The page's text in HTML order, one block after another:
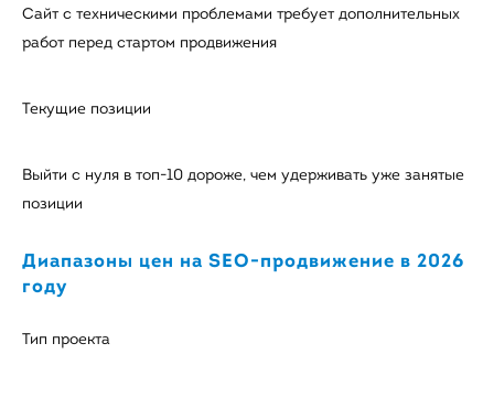
Сайт с техническими проблемами требует дополнительных
работ перед стартом продвижения
Текущие позиции
Выйти с нуля в топ-10 дороже, чем удерживать уже занятые
позиции
Диапазоны цен на SEO-продвижение в 2026
году
Тип проекта